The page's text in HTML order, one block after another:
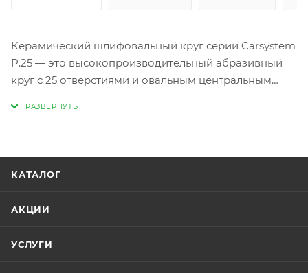
Керамический шлифовальный круг серии Carsystem
P.25 — это высокопроизводительный абразивный
круг с 25 отверстиями и овальным центральным
крепления креплением Velcro («липучка»)
шлифовальной тарелке.
КАТАЛОГ
АКЦИИ
УСЛУГИ